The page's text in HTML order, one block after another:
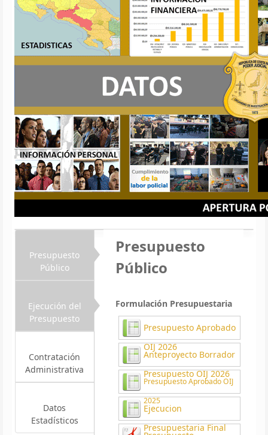
Presupuesto
Público
Ejecución del
Presupuesto
Contratación
Administrativa
Datos
Estadísticos
Presupuesto
Público
Formulación Presupuestaria
Presupuesto Aprobado
OIJ 2026
Anteproyecto Borrador
Presupuesto OIJ 2026
Presupuesto Aprobado OIJ
2025
Ejecucion
Presupuestaria Final